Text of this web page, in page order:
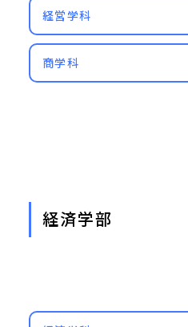
経営学科
商学科
経済学部